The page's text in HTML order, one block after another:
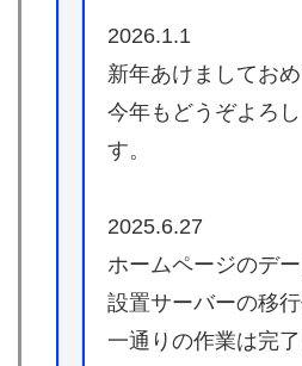
2026.1.1
新年あけましてお
今年もどうぞよろ
す。
2025.6.27
ホームページのデ
設置サーバーの移
一通りの作業は完